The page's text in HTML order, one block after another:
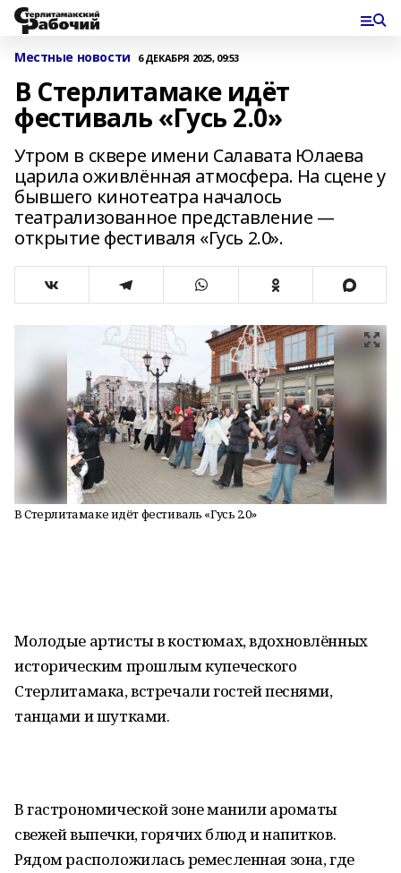
Местные новости 6 ДЕКАБРЯ 2025, 09:53
В Стерлитамаке идёт
фестиваль «Гусь 2.0»
Утром в сквере имени Салавата Юлаева
царила оживлённая атмосфера. На сцене у
бывшего кинотеатра началось
театрализованное представление —
открытие фестиваля «Гусь 2.0».
В Стерлитамаке идёт фестиваль «Гусь 2.0»
Молодые артисты в костюмах, вдохновлённых
историческим прошлым купеческого
Стерлитамака, встречали гостей песнями,
танцами и шутками.
В гастрономической зоне манили ароматы
свежей выпечки, горячих блюд и напитков.
Рядом расположилась ремесленная зона, где